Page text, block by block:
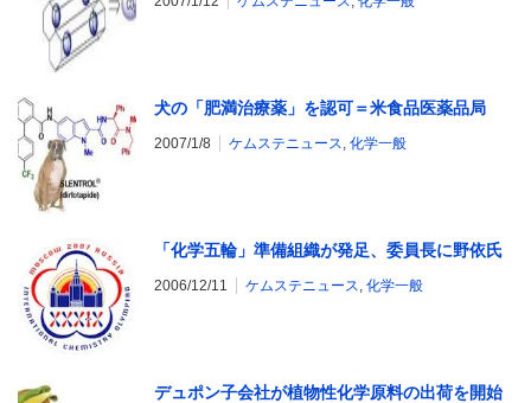
犬の「肥満治療薬」を認可＝米食品医薬品局
2007/1/8 ケムステニュース 化学一般
「化学五輪」準備組織が発足、委員長に野依氏
2006/12/11 ケムステニュース 化学一般
デュポン子会社が植物性化学原料の出荷を開始